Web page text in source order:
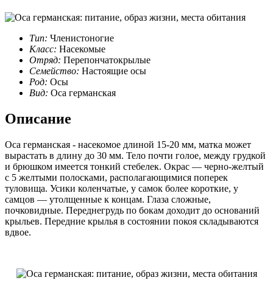
Тип: Членистоногие
Класс: Насекомые
Отряд: Перепончатокрылые
Семейство: Настоящие осы
Род: Осы
Вид: Оса германская
Описание
Оса германская - насекомое длиной 15-20 мм, матка может
вырастать в длину до 30 мм. Тело почти голое, между грудкой
и брюшком имеется тонкий стебелек. Окрас — черно-желтый
с 5 желтыми полосками, располагающимися поперек
туловища. Усики коленчатые, у самок более короткие, у
самцов — утолщенные к концам. Глаза сложные,
почковидные. Переднегрудь по бокам доходит до оснований
крыльев. Передние крылья в состоянии покоя складываются
вдвое.